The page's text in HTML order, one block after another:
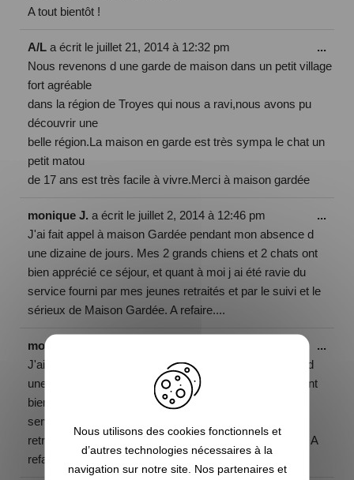
A tout bientôt !
A/L a écrit le juillet 21, 2014 à 12:32 pm
Nous revenons d une garde de maison dans un petit village
fort agréable
dans la région de Troyes qui nous a ravi,nous avons pu
découvrir une
belle région.La maison en garde est très sympa le chat un
petit matou
de 17 ans est très facile à vivre.Merci à maison gardée
...
monique J. a écrit le juillet 2, 2014 à 12:46 pm
J'ai fait appel à maison Gardée pendant mon absence d
une dizaine de jours. Mes 2 grands chiens et 2 chats ont
bien apprécié ce séjour, et quant à moi j ai été ravie du
service fourni par mes jeunes retraités et par le suivi et le
sérieux de Maison Gardée. A refaire....
...
monique J.
J'ai fait appel à maison Gardée pendant mon absence d
une dizaine de jours. Mes 2 grands chiens et 2 chats ont
bien apprécié ce séjour, et quant à moi j ai été ravie du
service fourni par mes jeunes
retraités et par le suivi et le sérieux de Maison Gardée. A
refaire....
...
Nous utilisons des cookies fonctionnels et
d’autres technologies nécessaires à la
navigation sur notre site. Nos partenaires et